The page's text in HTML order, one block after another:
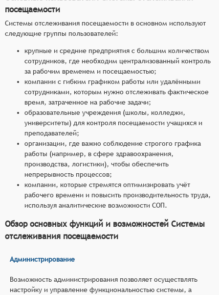
посещаемости
Системы отслеживания посещаемости в основном используют
следующие группы пользователей:
крупные и средние предприятия с большим количеством
сотрудников, где необходим централизованный контроль
за рабочим временем и посещаемостью;
компании с гибким графиком работы или удалёнными
сотрудниками, которым нужно отслеживать фактическое
время, затраченное на рабочие задачи;
образовательные учреждения (школы, колледжи,
университеты) для контроля посещаемости учащихся и
преподавателей;
организации, где важно соблюдение строгого графика
работы (например, в сфере здравоохранения,
производства, логистики), чтобы обеспечить
непрерывность процессов;
компании, которые стремятся оптимизировать учёт
рабочего времени и повысить производительность труда,
используя аналитические возможности СОП.
Обзор основных функций и возможностей Системы
отслеживания посещаемости
Администрирование
Возможность администрирования позволяет осуществлять
настройку и управление функциональностью системы, а